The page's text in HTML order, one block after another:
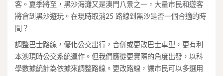
客。夏季將至，黑沙海灘又是澳門八景之一，大量市民和遊客
將會到黑沙遊玩。在現時取消25 路線到黑沙是否一個合適的時
間？
調整巴士路線，優化公交出行，合併或更改巴士車型，更有利
本澳現時公交系統運作。但我們應從更實際的角度出發，以科
學數據統計為依據來調整路線。更改路線，讓市民可以多選用